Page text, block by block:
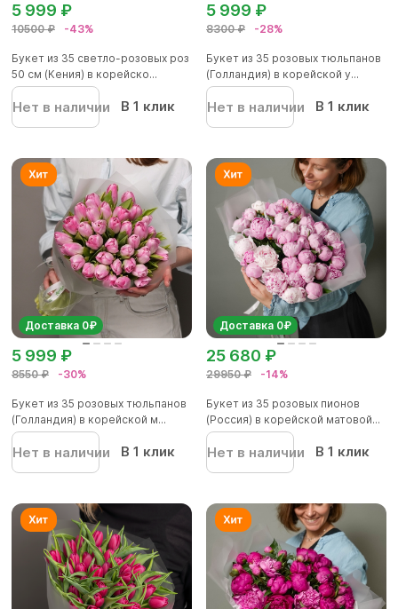
10500 ₽ -43%
5 999 ₽
Букет из 35 светло-розовых роз
50 см (Кения) в корейско...
Нет в наличии В 1 клик
8300 ₽ -28%
5 999 ₽
Букет из 35 розовых тюльпанов
(Голландия) в корейской у...
Нет в наличии В 1 клик
Доставка 0₽
8550 ₽ -30%
5 999 ₽
Букет из 35 розовых тюльпанов
(Голландия) в корейской м...
Нет в наличии В 1 клик
Доставка 0₽
29950 ₽ -14%
25 680 ₽
Букет из 35 розовых пионов
(Россия) в корейской матовой...
Нет в наличии В 1 клик